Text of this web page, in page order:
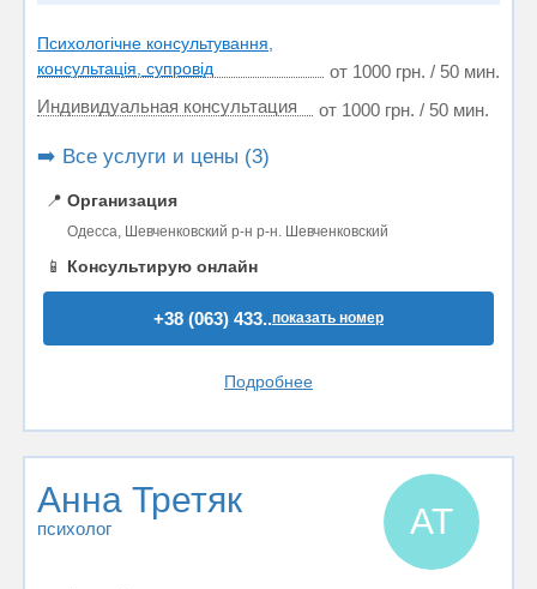
Психологічне консультування,
консультація, супровід
от 1000 грн. / 50 мин.
Индивидуальная консультация
от 1000 грн. / 50 мин.
➡️ Все услуги и цены (3)
📍 Организация
Одесса, Шевченковский р-н р-н. Шевченковский
📱 Консультирую онлайн
+38 (063) 433..показать номер
Подробнее
Анна Третяк
психолог АТ